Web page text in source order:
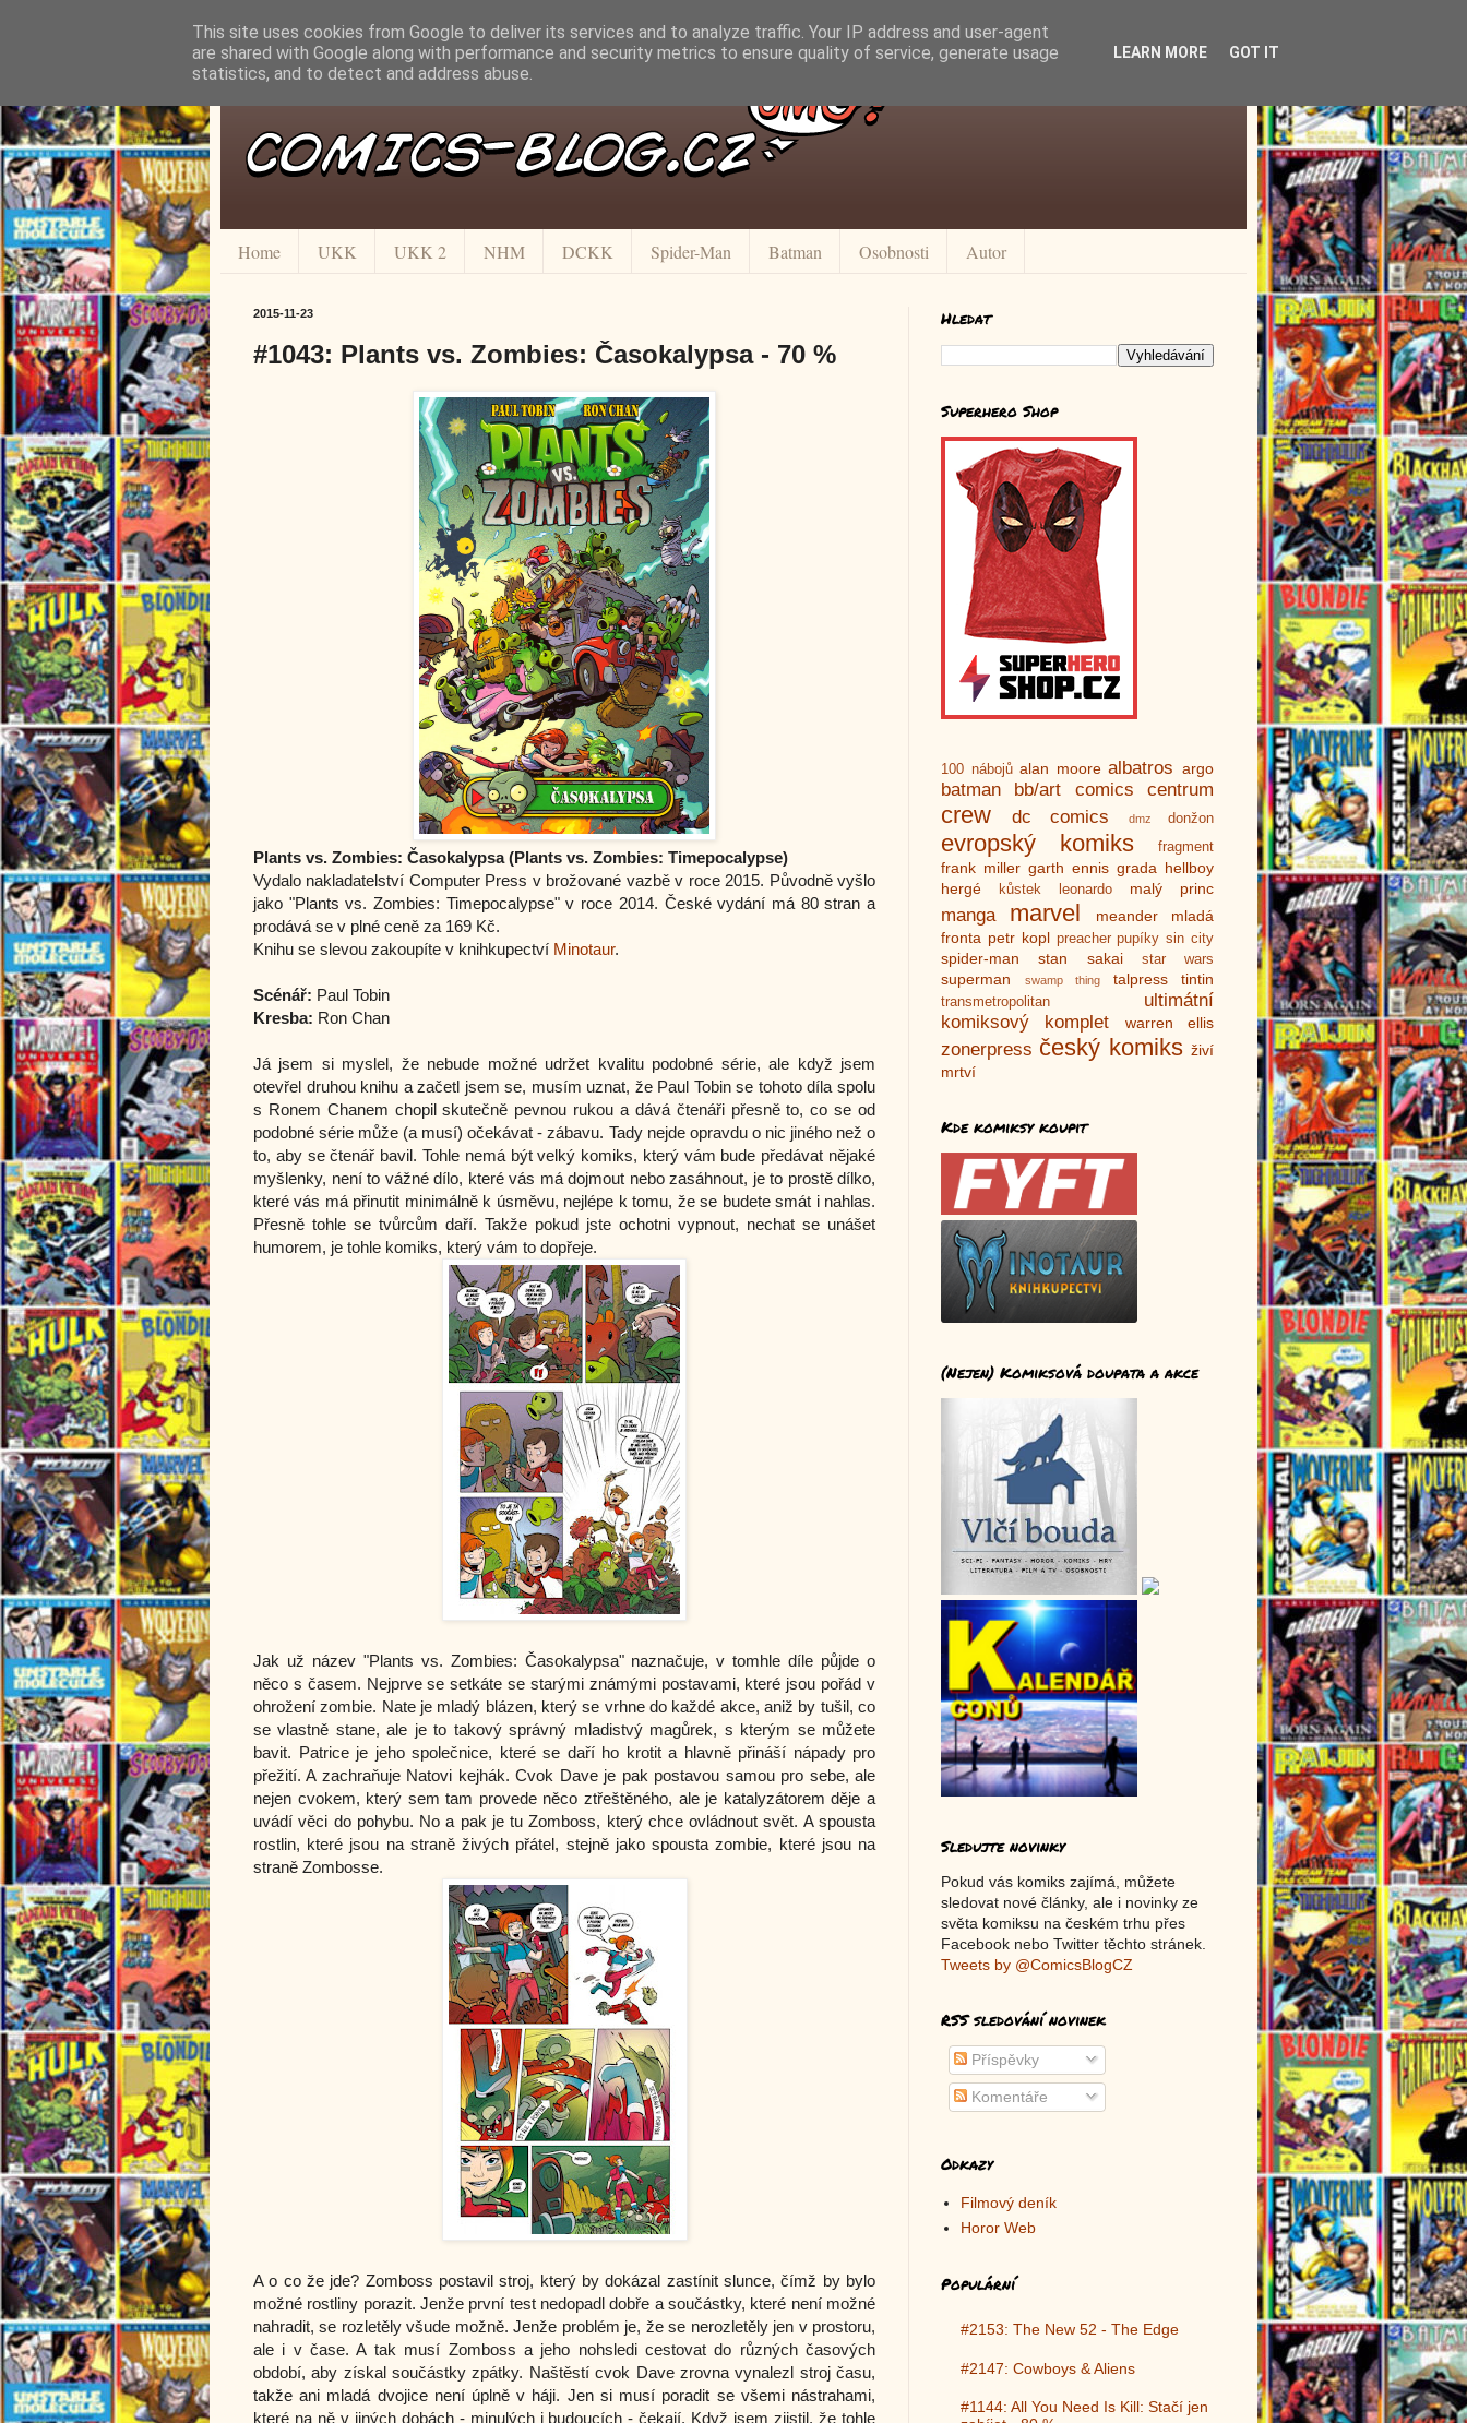
Home UKK UKK 2 NHM DCKK Spider-Man Batman Osobnosti Autor
2015-11-23
#1043: Plants vs. Zombies: Časokalypsa - 70 %
Plants vs. Zombies: Časokalypsa (Plants vs. Zombies: Timepocalypse)
Vydalo nakladatelství Computer Press v brožované vazbě v roce 2015. Původně vyšlo
jako "Plants vs. Zombies: Timepocalypse" v roce 2014. České vydání má 80 stran a
prodává se v plné ceně za 169 Kč.
Knihu se slevou zakoupíte v knihkupectví Minotaur.
Scénář: Paul Tobin
Kresba: Ron Chan
Já jsem si myslel, že nebude možné udržet kvalitu podobné série, ale když jsem
otevřel druhou knihu a začetl jsem se, musím uznat, že Paul Tobin se tohoto díla spolu
s Ronem Chanem chopil skutečně pevnou rukou a dává čtenáři přesně to, co se od
podobné série může (a musí) očekávat - zábavu. Tady nejde opravdu o nic jiného než o
to, aby se čtenář bavil. Tohle nemá být velký komiks, který vám bude předávat nějaké
myšlenky, není to vážné dílo, které vás má dojmout nebo zasáhnout, je to prostě dílko,
které vás má přinutit minimálně k úsměvu, nejlépe k tomu, že se budete smát i nahlas.
Přesně tohle se tvůrcům daří. Takže pokud jste ochotni vypnout, nechat se unášet
humorem, je tohle komiks, který vám to dopřeje.
Jak už název "Plants vs. Zombies: Časokalypsa" naznačuje, v tomhle díle půjde o
něco s časem. Nejprve se setkáte se starými známými postavami, které jsou pořád v
ohrožení zombie. Nate je mladý blázen, který se vrhne do každé akce, aniž by tušil, co
se vlastně stane, ale je to takový správný mladistvý magůrek, s kterým se můžete
bavit. Patrice je jeho společnice, které se daří ho krotit a hlavně přináší nápady pro
přežití. A zachraňuje Natovi kejhák. Cvok Dave je pak postavou samou pro sebe, ale
nejen cvokem, který sem tam provede něco ztřeštěného, ale je katalyzátorem děje a
uvádí věci do pohybu. No a pak je tu Zomboss, který chce ovládnout svět. A spousta
rostlin, které jsou na straně živých přátel, stejně jako spousta zombie, které jsou na
straně Zombosse.
A o co že jde? Zomboss postavil stroj, který by dokázal zastínit slunce, čímž by bylo
možné rostliny porazit. Jenže první test nedopadl dobře a součástky, které není možné
nahradit, se rozletěly všude možně. Jenže problém je, že se nerozletěly jen v prostoru,
ale i v čase. A tak musí Zomboss a jeho nohsledi cestovat do různých časových
období, aby získal součástky zpátky. Naštěstí cvok Dave zrovna vynalezl stroj času,
takže ani mladá dvojice není úplně v háji. Jen si musí poradit se všemi nástrahami,
které na ně v jiných dobách - minulých i budoucích - čekají. Když jsem zjistil, že tohle
Hledat
Superhero Shop
100 nábojů alan moore albatros argo
batman bb/art comics centrum
crew dc comics dmz donžon
evropský komiks fragment
frank miller garth ennis grada hellboy
hergé
kůstek leonardo malý princ
manga marvel meander
mladá
fronta petr kopl preacher pupíky sin city
spider-man stan sakai star wars
superman swamp thing talpress tintin
transmetropolitan
ultimátní
komiksový komplet
warren ellis
zonerpress český komiks živí
mrtví
Kde komiksy koupit
(Nejen) Komiksová doupata a akce
Sledujte novinky
Pokud vás komiks zajímá, můžete
sledovat nové články, ale i novinky ze
světa komiksu na českém trhu přes
Facebook nebo Twitter těchto stránek.
Tweets by @ComicsBlogCZ
RSS sledování novinek
Příspěvky
Komentáře
Odkazy
Filmový deník
Horor Web
Populární
#2153: The New 52 - The Edge
#2147: Cowboys & Aliens
#1144: All You Need Is Kill: Stačí jen
This site uses cookies from Google to deliver its services and to analyze traffic. Your IP address and user-agent
are shared with Google along with performance and security metrics to ensure quality of service, generate usage
statistics, and to detect and address abuse.
LEARN MORE GOT IT